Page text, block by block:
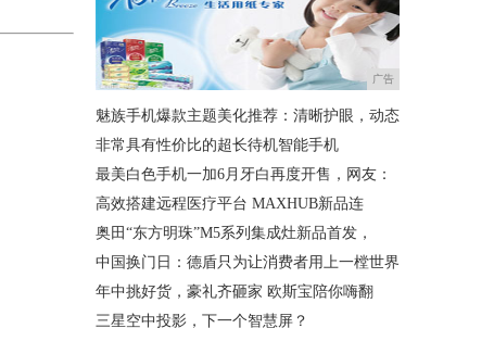
广告
魅族手机爆款主题美化推荐：清晰护眼，动态
非常具有性价比的超长待机智能手机
最美白色手机一加6月牙白再度开售，网友：
高效搭建远程医疗平台 MAXHUB新品连
奥田“东方明珠”M5系列集成灶新品首发，
中国换门日：德盾只为让消费者用上一樘世界
年中挑好货，豪礼齐砸家 欧斯宝陪你嗨翻
三星空中投影，下一个智慧屏？